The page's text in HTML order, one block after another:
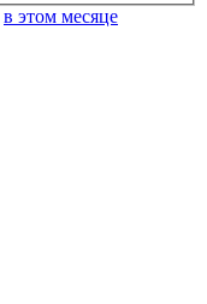
в этом месяце